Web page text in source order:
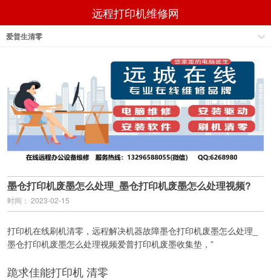
远程打印机维修网
爱普生清零
墨仓打印机废墨怎么处理_墨仓打印机废墨怎么处理视频?
时间： 2023-02-15
打印机在线刷机清零，远程解决机器故障墨仓打印机废墨怎么处理_
墨仓打印机废墨怎么处理视频爱普打印机废墨收集垫，”
跪求佳能打印机 清零